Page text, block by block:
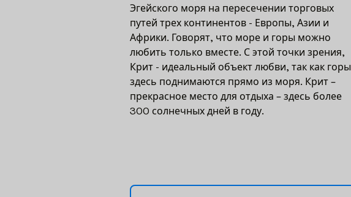
Эгейского моря на пересечении торговых
путей трех континентов - Европы, Азии и
Африки. Говорят, что море и горы можно
любить только вместе. С этой точки зрения,
Крит - идеальный объект любви, так как горы
здесь поднимаются прямо из моря. Крит –
прекрасное место для отдыха – здесь более
300 солнечных дней в году.